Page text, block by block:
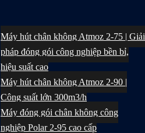
Máy hút chân không Atmoz 2-75 | Giải
pháp đóng gói công nghiệp bền bỉ,
hiệu suất cao
Máy hút chân không Atmoz 2-90 |
Công suất lớn 300m3/h
Máy đóng gói chân không công
nghiệp Polar 2-95 cao cấp